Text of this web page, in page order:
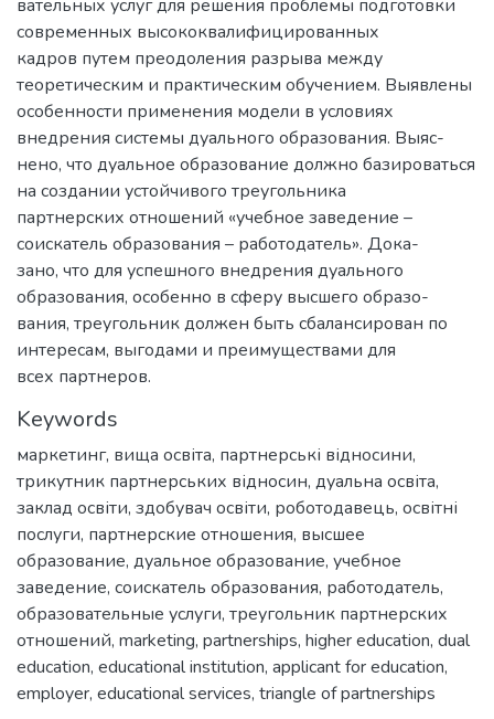
вательных услуг для решения проблемы подготовки
современных высококвалифицированных
кадров путем преодоления разрыва между
теоретическим и практическим обучением. Выявлены
особенности применения модели в условиях
внедрения системы дуального образования. Выяс-
нено, что дуальное образование должно базироваться
на создании устойчивого треугольника
партнерских отношений «учебное заведение –
соискатель образования – работодатель». Дока-
зано, что для успешного внедрения дуального
образования, особенно в сферу высшего образо-
вания, треугольник должен быть сбалансирован по
интересам, выгодами и преимуществами для
всех партнеров.
Keywords
маркетинг, вища освіта, партнерські відносини,
трикутник партнерських відносин, дуальна освіта,
заклад освіти, здобувач освіти, роботодавець, освітні
послуги, партнерские отношения, высшее
образование, дуальное образование, учебное
заведение, соискатель образования, работодатель,
образовательные услуги, треугольник партнерских
отношений, marketing, partnerships, higher education, dual
education, educational institution, applicant for education,
employer, educational services, triangle of partnerships